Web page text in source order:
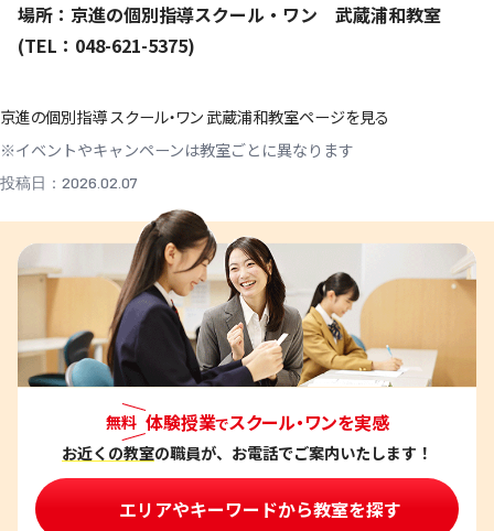
場所：京進の個別指導スクール・ワン 武蔵浦和教室
(TEL：048-621-5375)
京進の個別指導 スクール・ワン 武蔵浦和教室ページを見る
※イベントやキャンペーンは教室ごとに異なります
投稿日：2026.02.07
無料 体験授業でスクール・ワンを実感
お近くの教室の職員が、お電話でご案内いたします！
エリアやキーワードから教室を探す